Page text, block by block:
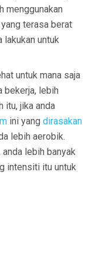
menggunakan
terasa berat
untuk
untuk mana saja
bekerja, lebih
itu, jika anda
ini yang dirasakan
lebih aerobik.
lebih banyak
intensiti itu untuk